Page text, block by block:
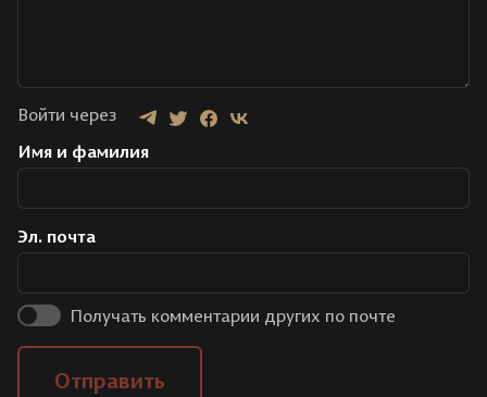
Войти через
Имя и фамилия
Эл. почта
Получать комментарии других по почте
Отправить